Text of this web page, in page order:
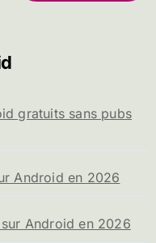
gratuits sans pubs
Android en 2026
Android en 2026